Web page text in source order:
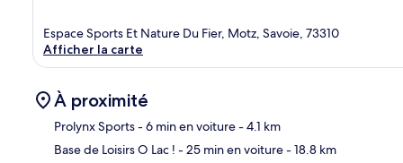
Espace Sports Et Nature Du Fier, Motz, Savoie, 73310
Afficher la carte
À proximité
Prolynx Sports- 6 min en voiture- 4.1 km
Base de Loisirs O Lac ! - 25 min en voiture- 18.8 km